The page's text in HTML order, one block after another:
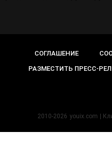
СОГЛАШЕНИЕ
РАЗМЕСТИТЬ ПРЕСС-
2010-2026 youix.com |